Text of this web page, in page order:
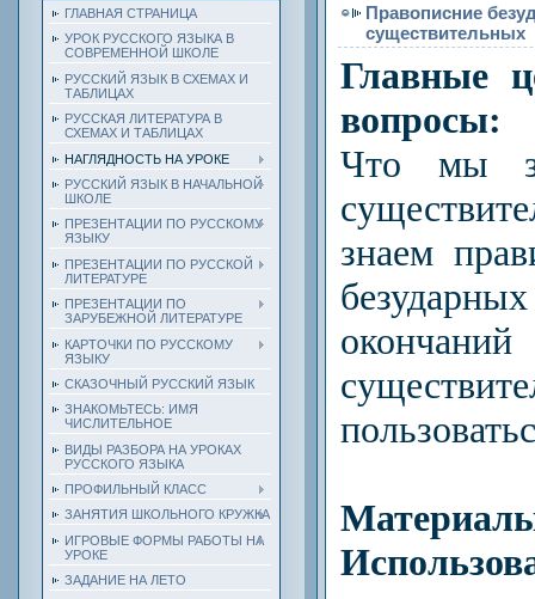
ГЛАВНАЯ СТРАНИЦА
УРОК РУССКОГО ЯЗЫКА В
СОВРЕМЕННОЙ ШКОЛЕ
РУССКИЙ ЯЗЫК В СХЕМАХ И
ТАБЛИЦАХ
РУССКАЯ ЛИТЕРАТУРА В
СХЕМАХ И ТАБЛИЦАХ
НАГЛЯДНОСТЬ НА УРОКЕ
РУССКИЙ ЯЗЫК В НАЧАЛЬНОЙ
ШКОЛЕ
ПРЕЗЕНТАЦИИ ПО РУССКОМУ
ЯЗЫКУ
ПРЕЗЕНТАЦИИ ПО РУССКОЙ
ЛИТЕРАТУРЕ
ПРЕЗЕНТАЦИИ ПО
ЗАРУБЕЖНОЙ ЛИТЕРАТУРЕ
КАРТОЧКИ ПО РУССКОМУ
ЯЗЫКУ
СКАЗОЧНЫЙ РУССКИЙ ЯЗЫК
ЗНАКОМЬТЕСЬ: ИМЯ
ЧИСЛИТЕЛЬНОЕ
ВИДЫ РАЗБОРА НА УРОКАХ
РУССКОГО ЯЗЫКА
ПРОФИЛЬНЫЙ КЛАСС
ЗАНЯТИЯ ШКОЛЬНОГО КРУЖКА
ИГРОВЫЕ ФОРМЫ РАБОТЫ НА
УРОКЕ
ЗАДАНИЕ НА ЛЕТО
Правописние
существительных
Главные
вопросы:
Что мы
знаем